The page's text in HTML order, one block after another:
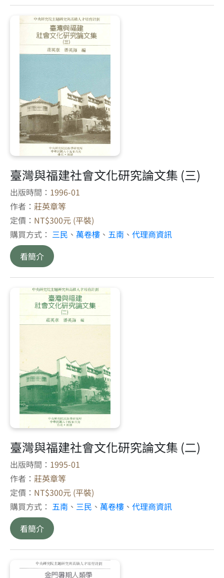
臺灣與福建社會文化研究論文集 (三)
出版時間： 1996-01
作者： 莊英章等
定價： NT$300元 (平裝)
購買方式： 三民 、 萬卷樓 、 五南 、 代理商資訊
看簡介
臺灣與福建社會文化研究論文集 (二)
出版時間： 1995-01
作者： 莊英章等
定價： NT$300元 (平裝)
購買方式： 五南 、 三民 、 萬卷樓 、 代理商資訊
看簡介